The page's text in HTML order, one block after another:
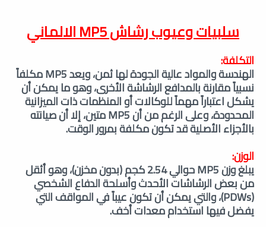
سلبيات وعيوب رشاش MP5 الالماني
التكلفة:
الهندسة والمواد عالية الجودة لها ثمن، ويعد MP5 مكلفاً
نسبياً مقارنة بالمدافع الرشاشة الأخرى، وهو ما يمكن أن
يشكل اعتباراً مهماً للوكالات أو المنظمات ذات الميزانية
المحدودة، وعلى الرغم من أن MP5 متين، إلا أن صيانته
بالأجزاء الأصلية قد تكون مكلفة بمرور الوقت.
الوزن:
يبلغ وزن MP5 حوالي 2.54 كجم (بدون مخزن)، وهو أثقل
من بعض الرشاشات الأحدث وأسلحة الدفاع الشخصي
(PDWs)، والتي يمكن أن تكون عيباً في المواقف التي
يفضل فيها استخدام معدات أخف.